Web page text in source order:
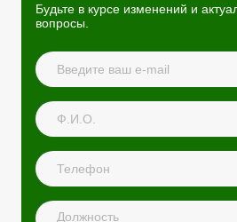
Будьте в курсе изменений и
вопросы.
Должность